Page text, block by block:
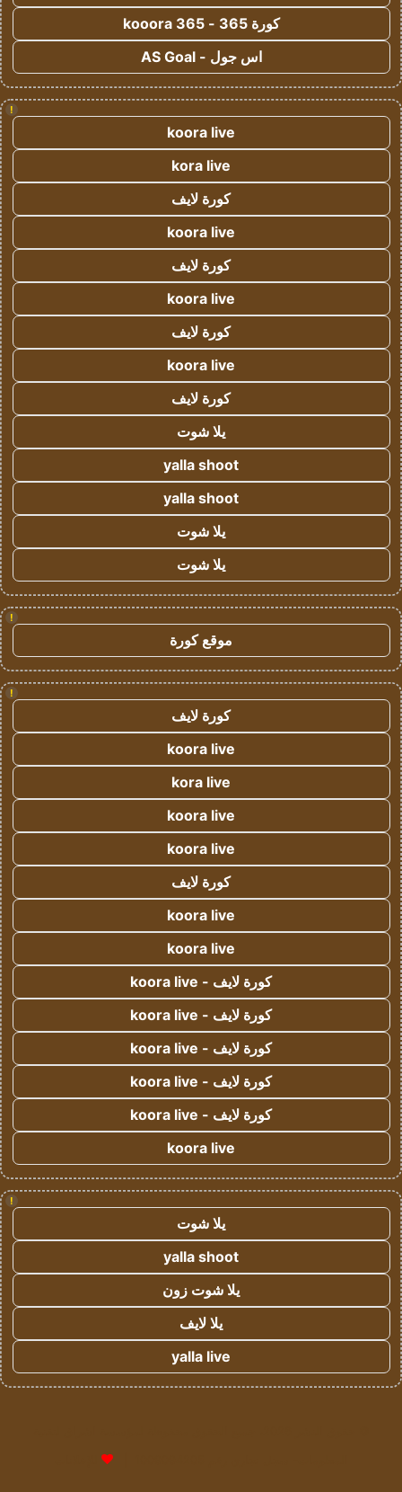
كورة 365 - kooora 365
اس جول - AS Goal
!
koora live
kora live
كورة لايف
koora live
كورة لايف
koora live
كورة لايف
koora live
كورة لايف
يلا شوت
yalla shoot
yalla shoot
يلا شوت
يلا شوت
!
موقع كورة
!
كورة لايف
koora live
kora live
koora live
koora live
كورة لايف
koora live
koora live
كورة لايف - koora live
كورة لايف - koora live
كورة لايف - koora live
كورة لايف - koora live
كورة لايف - koora live
koora live
!
يلا شوت
yalla shoot
يلا شوت زون
يلا لايف
yalla live